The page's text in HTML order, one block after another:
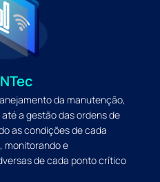
da manutenção,
a gestão das ordens de
as condições de cada
monitorando e
de cada ponto crítico